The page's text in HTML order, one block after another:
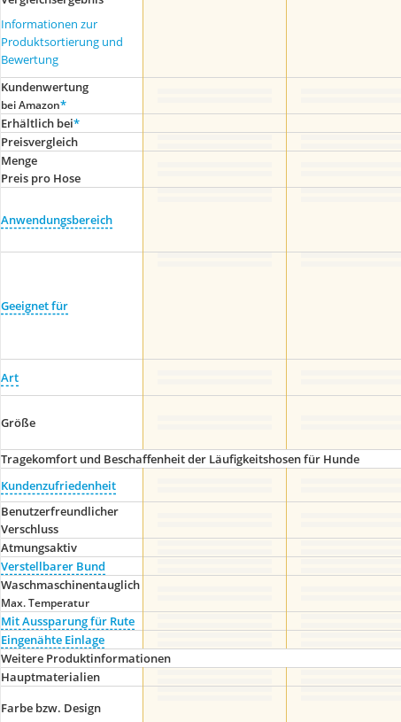
Informationen zur
Produktsortierung und
Bewertung
Kundenwertung
bei Amazon*
Erhältlich bei*
Preis­vergleich
Menge
Preis pro Hose
Anwendungsbereich
Geeignet für
Art
Größe
Tragekomfort und Beschaffenheit der Läufigkeitshosen für Hunde
Kundenzufriedenheit
Benutzerfreundlicher
Verschluss
Atmungsaktiv
Verstellbarer Bund
Waschmaschinentauglich
Max. Temperatur
Mit Aussparung für Rute
Eingenähte Einlage
Weitere Produktinformationen
Hauptmaterialien
Farbe bzw. Design